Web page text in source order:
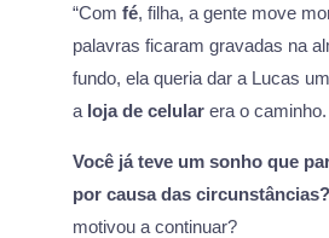
“Com fé, filha, a gente move
palavras ficaram gravadas na
fundo, ela queria dar a Lucas
a loja de celular era o caminho.
Você já teve um sonho que
por causa das circunstâncias?
motivou a continuar?